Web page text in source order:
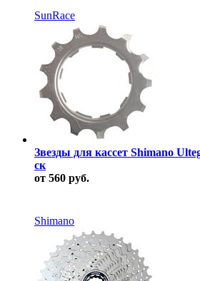
SunRace
Звезды для кассет Shimano
ск
от 560 руб.
Shimano